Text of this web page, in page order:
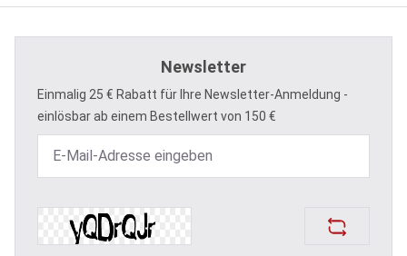
Newsletter
Einmalig 25 € Rabatt für Ihre Newsletter-Anmeldung -
einlösbar ab einem Bestellwert von 150 €